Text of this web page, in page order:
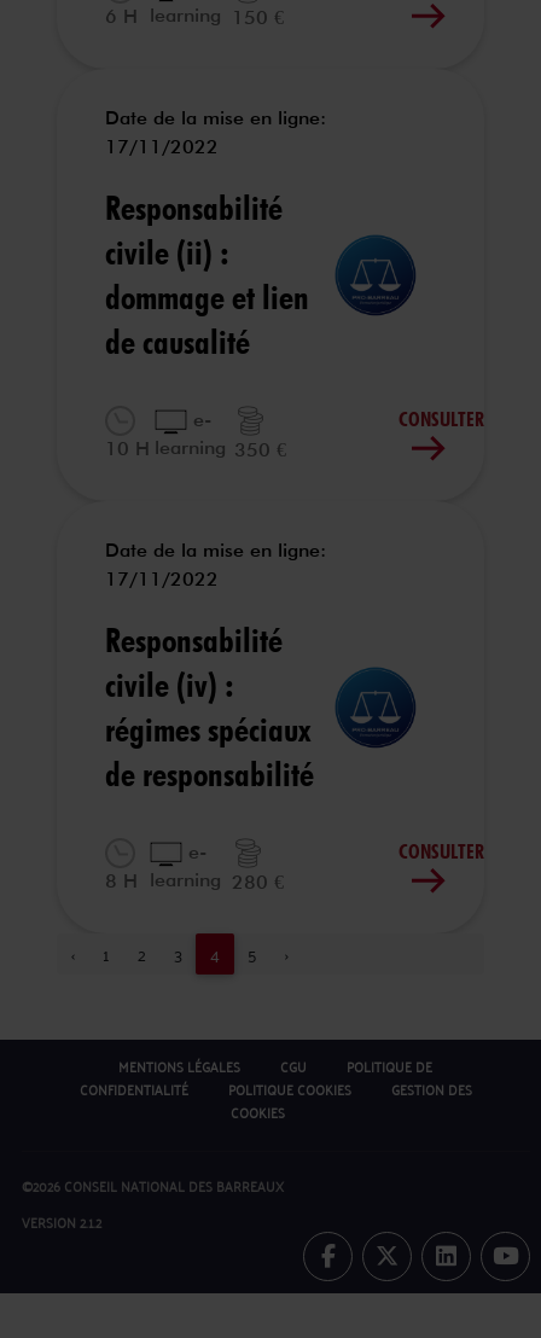
6 H
learning
150 €
Date de la mise en ligne:
17/11/2022
Responsabilité
civile (ii) :
dommage et lien
de causalité
10 H
e-
learning 350 €
CONSULTER
Date de la mise en ligne:
17/11/2022
Responsabilité
civile (iv) :
régimes spéciaux
de responsabilité
8 H
e-
learning 280 €
CONSULTER
‹ 1 2 3 4 5 ›
MENTIONS LÉGALES CGU
POLITIQUE DE
CONFIDENTIALITÉ
POLITIQUE COOKIES
GESTION DES
COOKIES
©2026 CONSEIL NATIONAL DES BARREAUX
VERSION 2.1.2